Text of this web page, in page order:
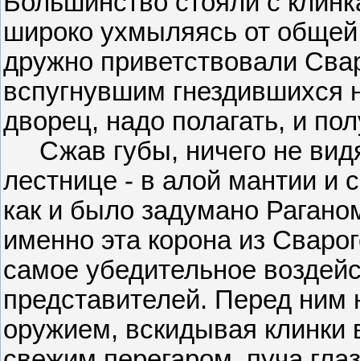
широко ухмыляясь от
дружно приветствовали
вспугнувшим гнездившихся
дворец, надо полагать, и
Сжав губы, ничего не
лестнице - в алой мантии и
как и было задумано
именно эта корона из
самое убедительное
представителей. Перед ним
оружием, вскидывая